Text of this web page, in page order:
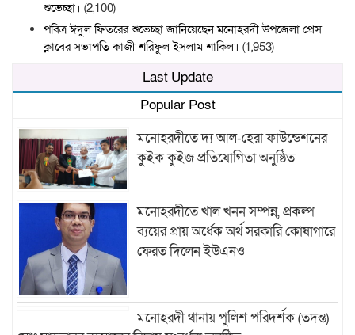
শুভেচ্ছা। (2,100)
পবিত্র ঈদুল ফিতরের শুভেচ্ছা জানিয়েছেন মনোহরদী উপজেলা প্রেস
ক্লাবের সভাপতি কাজী শরিফুল ইসলাম শাকিল। (1,953)
Last Update
Popular Post
মনোহরদীতে দ্য আল-হেরা ফাউন্ডেশনের
কুইক কুইজ প্রতিযোগিতা অনুষ্ঠিত
মনোহরদীতে খাল খনন সম্পন্ন, প্রকল্প
ব্যয়ের প্রায় অর্ধেক অর্থ সরকারি কোষাগারে
ফেরত দিলেন ইউএনও
মনোহরদী থানায় পুলিশ পরিদর্শক (তদন্ত)